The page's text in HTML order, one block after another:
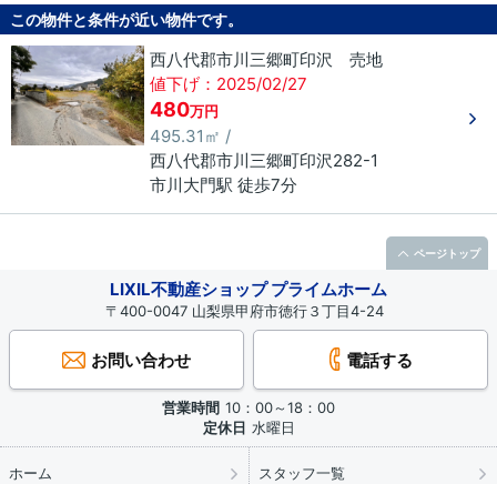
この物件と条件が近い物件です。
西八代郡市川三郷町印沢 売地
値下げ：2025/02/27
480万円
495.31㎡ /
西八代郡市川三郷町印沢282-1
市川大門駅 徒歩7分
LIXIL不動産ショップ プライムホーム
〒400-0047 山梨県甲府市徳行３丁目4-24
お問い合わせ 電話する
営業時間 10：00～18：00
定休日 水曜日
ホーム スタッフ一覧
ページトップ